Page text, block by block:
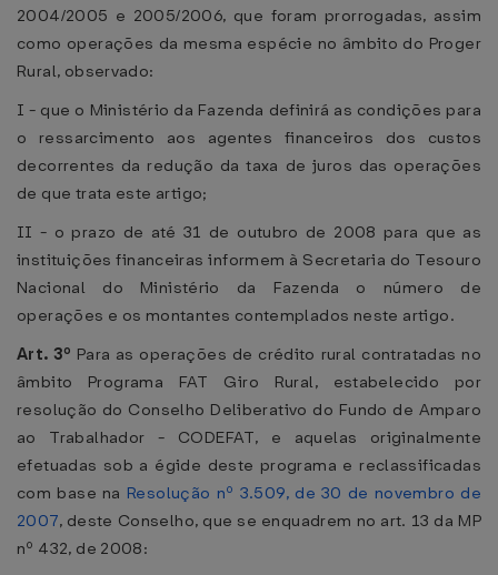
2004/2005 e 2005/2006, que foram prorrogadas, assim
como operações da mesma espécie no âmbito do Proger
Rural, observado:
I - que o Ministério da Fazenda definirá as condições para
o ressarcimento aos agentes financeiros dos custos
decorrentes da redução da taxa de juros das operações
de que trata este artigo;
II - o prazo de até 31 de outubro de 2008 para que as
instituições financeiras informem à Secretaria do Tesouro
Nacional do Ministério da Fazenda o número de
operações e os montantes contemplados neste artigo.
Art. 3º Para as operações de crédito rural contratadas no
âmbito Programa FAT Giro Rural, estabelecido por
resolução do Conselho Deliberativo do Fundo de Amparo
ao Trabalhador - CODEFAT, e aquelas originalmente
efetuadas sob a égide deste programa e reclassificadas
com base na Resolução nº 3.509, de 30 de novembro de
2007, deste Conselho, que se enquadrem no art. 13 da MP
nº 432, de 2008: